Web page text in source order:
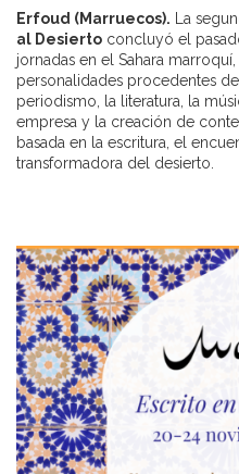
Erfoud (Marruecos). La
al Desierto concluyó el
jornadas en el Sahara
personalidades procedentes
periodismo, la literatura, la
empresa y la creación de
basada en la escritura, el
transformadora del desierto.